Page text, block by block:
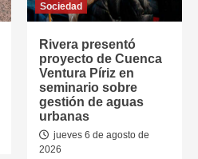
Sociedad
Rivera presentó
proyecto de Cuenca
Ventura Píriz en
seminario sobre
gestión de aguas
urbanas
jueves 6 de agosto de
2026